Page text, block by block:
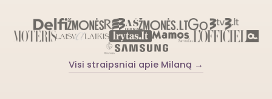
Visi straipsniai apie Milaną →